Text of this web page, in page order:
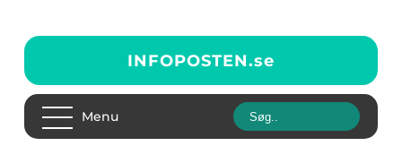
INFOPOSTEN.se
Menu